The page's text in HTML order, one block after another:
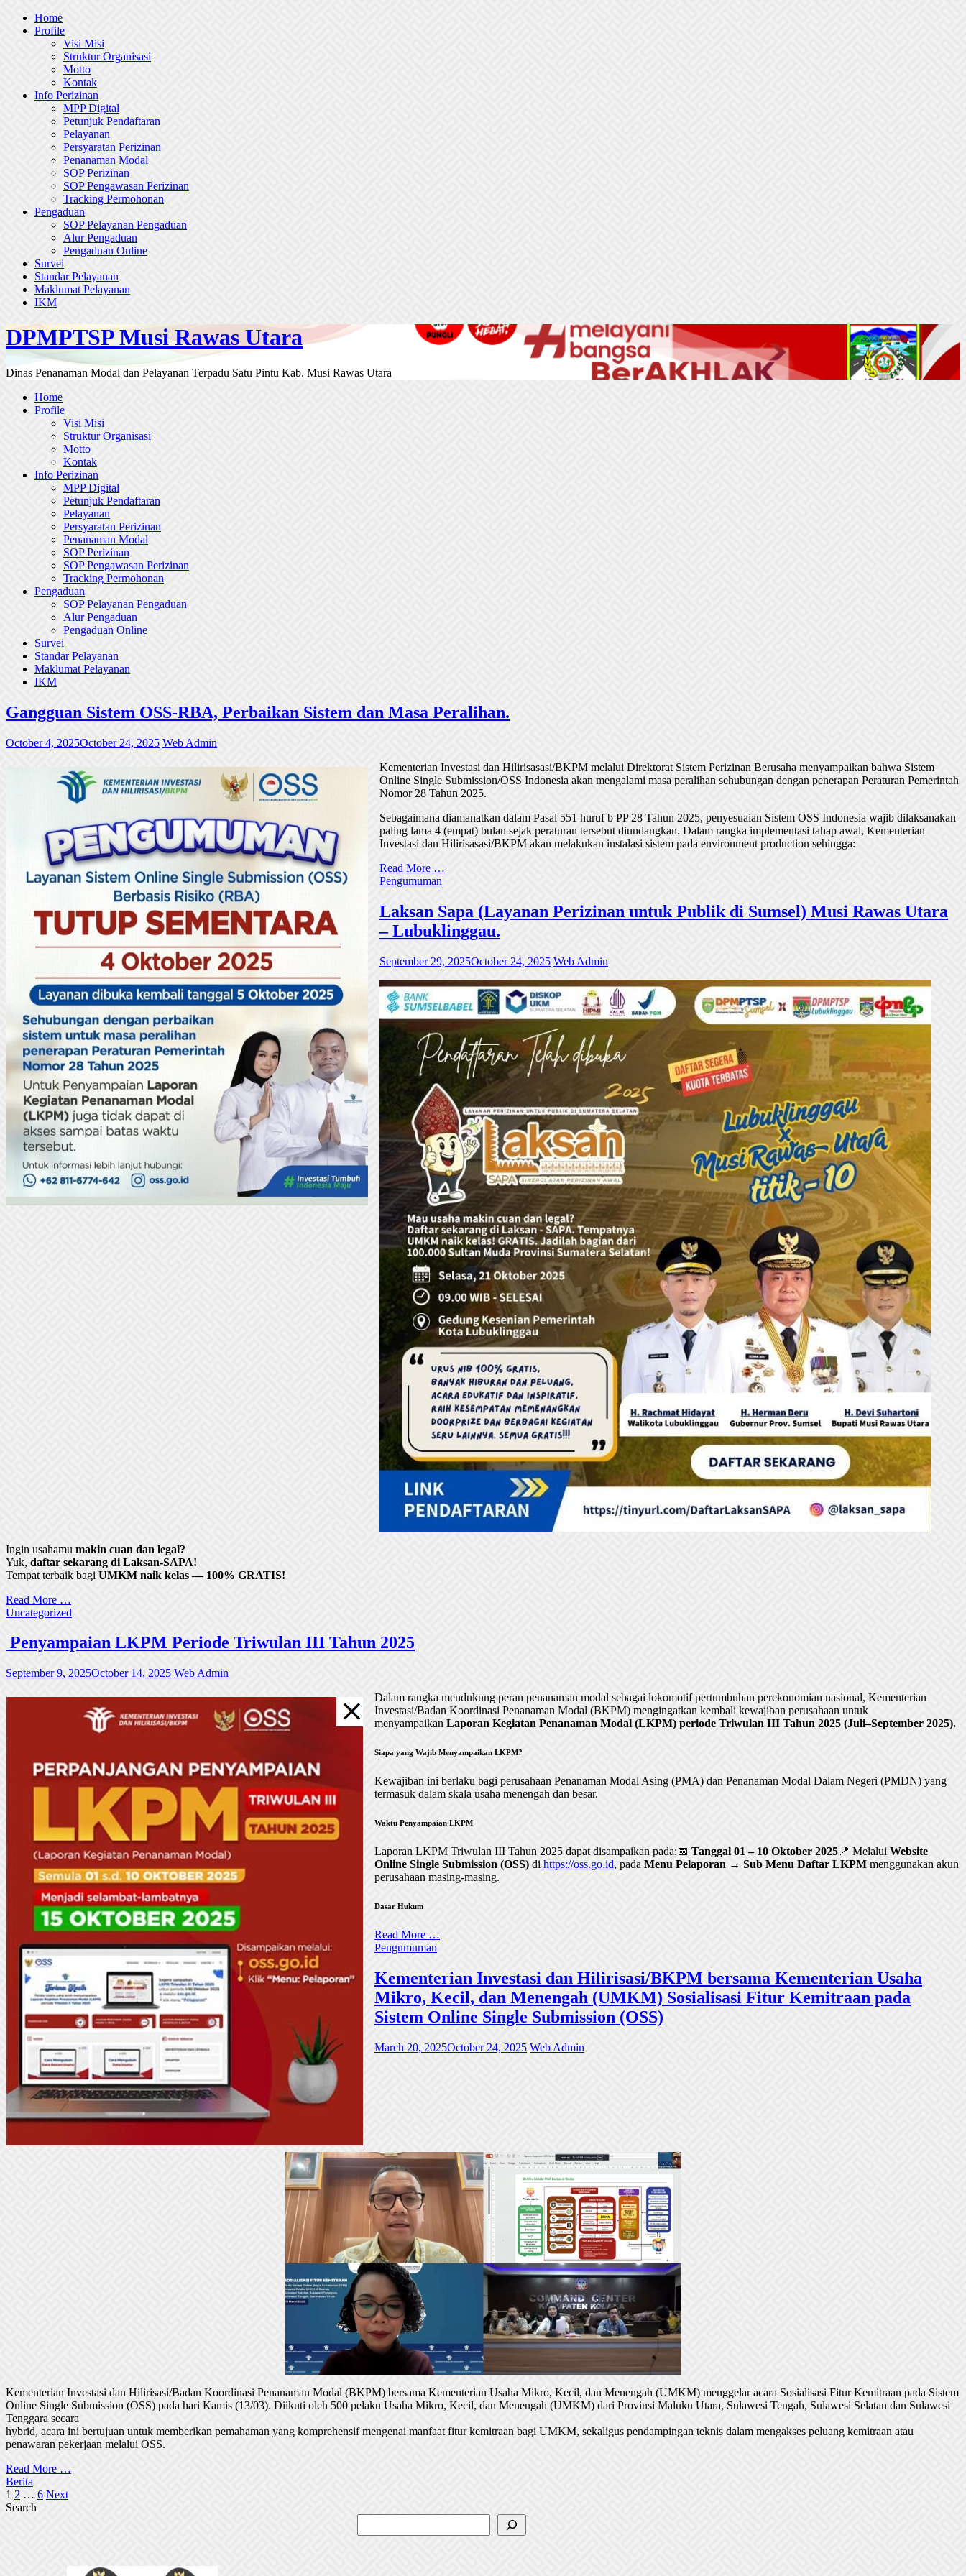
Skip
Home
Profile
Visi Misi
Struktur Organisasi
Motto
Kontak
Info Perizinan
MPP Digital
Petunjuk Pendaftaran
Pelayanan
Persyaratan Perizinan
Penanaman Modal
SOP Perizinan
SOP Pengawasan Perizinan
Tracking Permohonan
Pengaduan
SOP Pelayanan Pengaduan
Alur Pengaduan
Pengaduan Online
Survei
Standar Pelayanan
Maklumat Pelayanan
IKM
DPMPTSP Musi Rawas Utara
Dinas Penanaman Modal dan Pelayanan Terpadu Satu Pintu Kab. Musi Rawas Utara
Home
Profile
Visi Misi
Struktur Organisasi
Motto
Kontak
Info Perizinan
MPP Digital
Petunjuk Pendaftaran
Pelayanan
Persyaratan Perizinan
Penanaman Modal
SOP Perizinan
SOP Pengawasan Perizinan
Tracking Permohonan
Pengaduan
SOP Pelayanan Pengaduan
Alur Pengaduan
Pengaduan Online
Survei
Standar Pelayanan
Maklumat Pelayanan
IKM
Gangguan Sistem OSS-RBA, Perbaikan Sistem dan Masa Peralihan.
October 4, 2025October 24, 2025 Web Admin
Kementerian Investasi dan Hilirisasasi/BKPM melalui Direktorat Sistem Perizinan Berusaha menyampaikan bahwa Sistem
Online Single Submission/OSS Indonesia akan mengalami masa peralihan sehubungan dengan penerapan Peraturan Pemerintah
Nomor 28 Tahun 2025.
Sebagaimana diamanatkan dalam Pasal 551 huruf b PP 28 Tahun 2025, penyesuaian Sistem OSS Indonesia wajib dilaksanakan
paling lama 4 (empat) bulan sejak peraturan tersebut diundangkan. Dalam rangka implementasi tahap awal, Kementerian
Investasi dan Hilirisasasi/BKPM akan melakukan instalasi sistem pada environment production sehingga:
Read More …
Pengumuman
Laksan Sapa (Layanan Perizinan untuk Publik di Sumsel) Musi Rawas Utara
– Lubuklinggau.
September 29, 2025October 24, 2025 Web Admin
Ingin usahamu makin cuan dan legal?
Yuk, daftar sekarang di Laksan-SAPA!
Tempat terbaik bagi UMKM naik kelas — 100% GRATIS!
Read More …
Uncategorized
Penyampaian LKPM Periode Triwulan III Tahun 2025
September 9, 2025October 14, 2025 Web Admin
Dalam rangka mendukung peran penanaman modal sebagai lokomotif pertumbuhan perekonomian nasional, Kementerian
Investasi/Badan Koordinasi Penanaman Modal (BKPM) mengingatkan kembali kewajiban perusahaan untuk
menyampaikan Laporan Kegiatan Penanaman Modal (LKPM) periode Triwulan III Tahun 2025 (Juli–September 2025).
Siapa yang Wajib Menyampaikan LKPM?
Kewajiban ini berlaku bagi perusahaan Penanaman Modal Asing (PMA) dan Penanaman Modal Dalam Negeri (PMDN) yang
termasuk dalam skala usaha menengah dan besar.
Waktu Penyampaian LKPM
Laporan LKPM Triwulan III Tahun 2025 dapat disampaikan pada:📅 Tanggal 01 – 10 Oktober 2025 📍 Melalui Website
Online Single Submission (OSS) di https://oss.go.id, pada Menu Pelaporan → Sub Menu Daftar LKPM menggunakan akun
perusahaan masing-masing.
Dasar Hukum
Read More …
Pengumuman
Kementerian Investasi dan Hilirisasi/BKPM bersama Kementerian Usaha
Mikro, Kecil, dan Menengah (UMKM) Sosialisasi Fitur Kemitraan pada
Sistem Online Single Submission (OSS)
March 20, 2025October 24, 2025 Web Admin
Kementerian Investasi dan Hilirisasi/Badan Koordinasi Penanaman Modal (BKPM) bersama Kementerian Usaha Mikro, Kecil, dan Menengah (UMKM) menggelar acara Sosialisasi Fitur Kemitraan pada Sistem
Online Single Submission (OSS) pada hari Kamis (13/03). Diikuti oleh 500 pelaku Usaha Mikro, Kecil, dan Menengah (UMKM) dari Provinsi Maluku Utara, Sulawesi Tengah, Sulawesi Selatan dan Sulawesi
Tenggara secara
hybrid, acara ini bertujuan untuk memberikan pemahaman yang komprehensif mengenai manfaat fitur kemitraan bagi UMKM, sekaligus pendampingan teknis dalam mengakses peluang kemitraan atau
penawaran pekerjaan melalui OSS.
Read More …
Berita
Posts
pagination
1 2 … 6 Next
Search